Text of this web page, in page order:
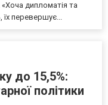
дипломатія та
їх перевершує...
до 15,5%:
політики